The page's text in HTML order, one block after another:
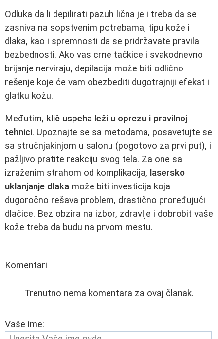
Odluka da li depilirati pazuh lična je i treba da se
zasniva na sopstvenim potrebama, tipu kože i
dlaka, kao i spremnosti da se pridržavate pravila
bezbednosti. Ako vas crne tačkice i svakodnevno
brijanje nerviraju, depilacija može biti odlično
rešenje koje će vam obezbediti dugotrajniji efekat i
glatku kožu.
Međutim, klič uspeha leži u oprezu i pravilnoj
tehnici. Upoznajte se sa metodama, posavetujte se
sa stručnjakinjom u salonu (pogotovo za prvi put), i
pažljivo pratite reakciju svog tela. Za one sa
izraženim strahom od komplikacija, lasersko
uklanjanje dlaka može biti investicija koja
dugoročno rešava problem, drastično proređujući
dlačice. Bez obzira na izbor, zdravlje i dobrobit vaše
kože treba da budu na prvom mestu.
Komentari
Trenutno nema komentara za ovaj članak.
Vaše ime: